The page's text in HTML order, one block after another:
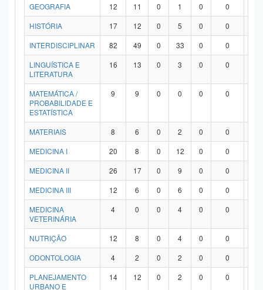
GEOGRAFIA
12 11 0 1 0 0
HISTÓRIA
17 12 0 5 0 0
INTERDISCIPLINAR
82 49 0 33 0 0
LINGUÍSTICA E
LITERATURA
16 13 0 3 0 0
MATEMÁTICA /
PROBABILIDADE E
ESTATÍSTICA
9 9 0 0 0 0
MATERIAIS 8 6 0 2 0 0
MEDICINA I
20 8 0 12 0 0
MEDICINA II
26 17 0 9 0 0
MEDICINA III
12 6 0 6 0 0
MEDICINA
VETERINÁRIA
4 0 0 4 0 0
NUTRIÇÃO 12 8 0 4 0 0
ODONTOLOGIA
4 2 0 2 0 0
PLANEJAMENTO
URBANO E
14 12 0 2 0 0